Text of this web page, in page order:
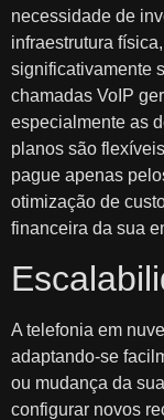
necessidade de
infraestrutura
significativamente
chamadas VoIP
especialmente as
planos são
pague apenas
otimização de
financeira da sua
A telefonia em
adaptando-se
ou mudança da
configurar novos